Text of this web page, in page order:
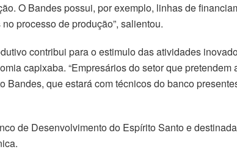
O Bandes possui, por exemplo, linhas de
processo de produção”, salientou.
contribui para o estimulo das atividades
capixaba. “Empresários do setor que
que estará com técnicos do banco
de Desenvolvimento do Espírito Santo e